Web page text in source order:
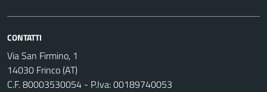
CONTATTI
Via San Firmino, 1
14030 Frinco (AT)
C.F. 80003530054 - P.Iva: 00189740053